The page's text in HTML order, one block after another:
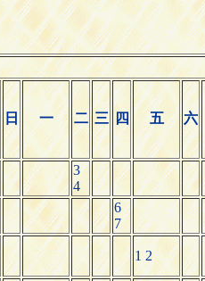
日 一 二 三 四 五 六
3
4
6
7
1 2